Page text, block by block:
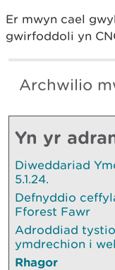
Er mwyn cael
gwirfoddoli yn
Archwilio
Yn yr
Diweddariad
5.1.24.
Defnyddio
Fforest Fawr
Adroddiad
ymdrechion i
Rhagor